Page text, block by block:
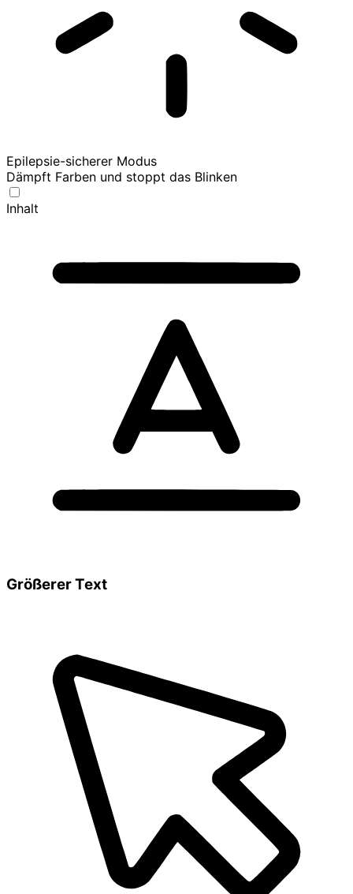
Epilepsie-sicherer Modus
Dämpft Farben und stoppt das Blinken
Inhalt
Größerer Text